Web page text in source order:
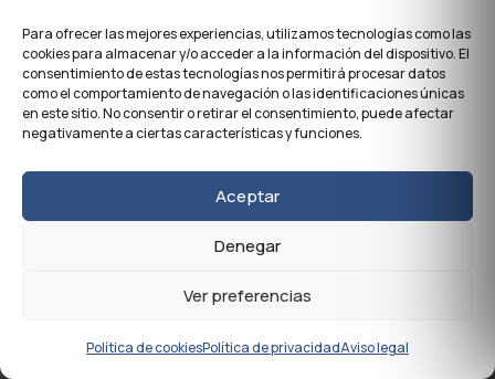
Para ofrecer las mejores experiencias, utilizamos tecnologías como las
cookies para almacenar y/o acceder a la información del dispositivo. El
consentimiento de estas tecnologías nos permitirá procesar datos
como el comportamiento de navegación o las identificaciones únicas
en este sitio. No consentir o retirar el consentimiento, puede afectar
negativamente a ciertas características y funciones.
Aceptar
Denegar
Ver preferencias
Política de cookiesPolítica de privacidadAviso legal
×
⚠️ Mantenimiento
Creator.
Entendido